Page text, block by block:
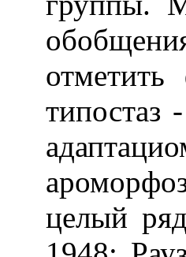
типостаз
целый